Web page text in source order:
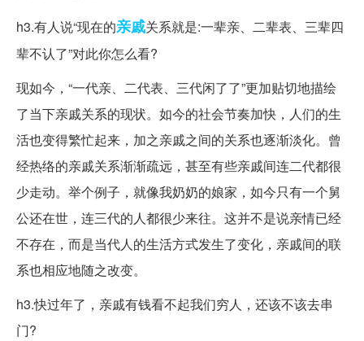
h3.有人说“现在的亲戚关系就是:一辈亲、二辈表、三辈四
辈不认了”对此你怎么看?
现如今，“一代亲、二代表、三代闲了了”更加贴切地描绘
了当下亲戚关系的现状。如今的社会节奏加快，人们的生
活也变得繁忙起来，加之亲戚之间的关系也逐渐淡化。曾
经热络的亲戚关系渐渐疏远，甚至有些亲戚间连二代都很
少走动。举个例子，就像我奶奶的娘家，如今只有一个舅
公还在世，连三代的人都很少来往。这并不是说亲情已经
不存在，而是当代人的生活方式发生了变化，亲戚间的联
系也相应地随之改变。
h3.快过年了，亲戚有钱看不起我们穷人，还该不该去串
门?